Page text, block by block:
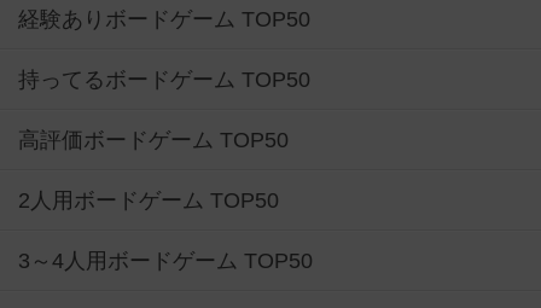
経験ありボードゲーム TOP50
持ってるボードゲーム TOP50
高評価ボードゲーム TOP50
2人用ボードゲーム TOP50
3～4人用ボードゲーム TOP50